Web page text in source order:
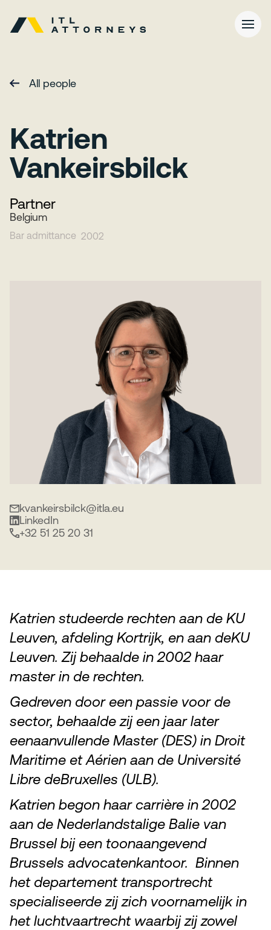
All people
Katrien
Vankeirsbilck
Partner
Belgium
Bar admittance 2002
kvankeirsbilck@itla.eu
LinkedIn
+32 51 25 20 31
Katrien studeerde rechten aan de KU
Leuven, afdeling Kortrijk, en aan deKU
Leuven. Zij behaalde in 2002 haar
master in de rechten.
Gedreven door een passie voor de
sector, behaalde zij een jaar later
eenaanvullende Master (DES) in Droit
Maritime et Aérien aan de Université
Libre deBruxelles (ULB).
Katrien begon haar carrière in 2002
aan de Nederlandstalige Balie van
Brussel bij een toonaangevend
Brussels advocatenkantoor. Binnen
het departement transportrecht
specialiseerde zij zich voornamelijk in
het luchtvaartrecht waarbij zij zowel